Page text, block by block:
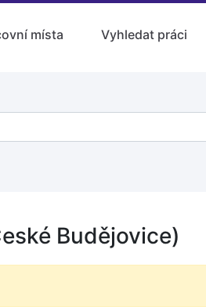
místa Vyhledat práci
Budějovice)